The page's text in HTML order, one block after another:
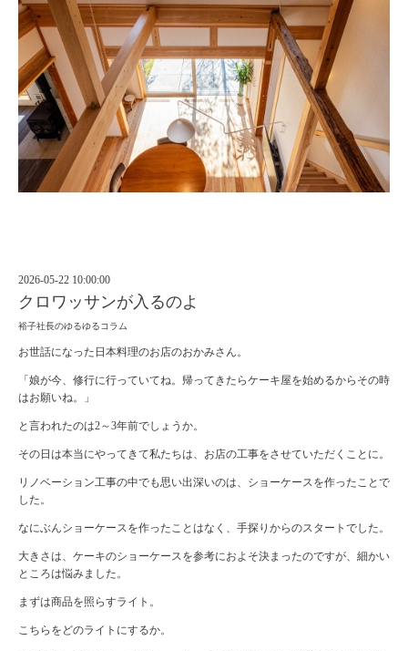
2026-05-22 10:00:00
クロワッサンが入るのよ
裕子社長のゆるゆるコラム
お世話になった日本料理のお店のおかみさん。
「娘が今、修行に行っていてね。帰ってきたらケーキ屋を始めるからその時
はお願いね。」
と言われたのは2～3年前でしょうか。
その日は本当にやってきて私たちは、お店の工事をさせていただくことに。
リノベーション工事の中でも思い出深いのは、ショーケースを作ったことで
した。
なにぶんショーケースを作ったことはなく、手探りからのスタートでした。
大きさは、ケーキのショーケースを参考におよそ決まったのですが、細かい
ところは悩みました。
まずは商品を照らすライト。
こちらをどのライトにするか。